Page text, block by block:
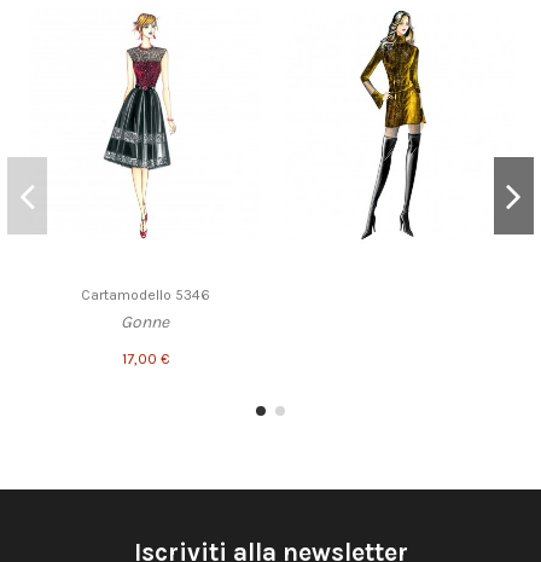
Cartamodello 5346
Gonne
17,00 €
Iscriviti alla newsletter